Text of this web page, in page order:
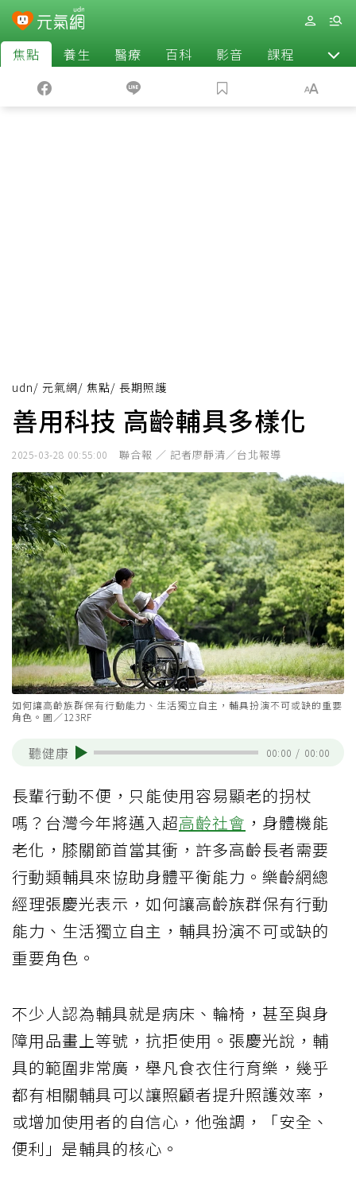
焦點 養生 醫療 百科 影音 課程 退休
udn/ 元氣網/ 焦點/ 長期照護
善用科技 高齡輔具多樣化
2025-03-28 00:55:00 聯合報 ／ 記者廖靜清／台北報導
如何讓高齡族群保有行動能力、生活獨立自主，輔具扮演不可或缺的重要
角色。圖／123RF
聽健康 00:00 / 00:00
長輩行動不便，只能使用容易顯老的拐杖
嗎？台灣今年將邁入超高齡社會 ，身體機能
老化，膝關節首當其衝，許多高齡長者需要
行動類輔具來協助身體平衡能力。樂齡網總
經理張慶光表示，如何讓高齡族群保有行動
能力、生活獨立自主，輔具扮演不可或缺的
重要角色。
不少人認為輔具就是病床、輪椅，甚至與身
障用品畫上等號，抗拒使用。張慶光說，輔
具的範圍非常廣，舉凡食衣住行育樂，幾乎
都有相關輔具可以讓照顧者提升照護效率，
或增加使用者的自信心，他強調，「安全、
便利」是輔具的核心。